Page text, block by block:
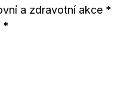
a zdravotní akce *
*